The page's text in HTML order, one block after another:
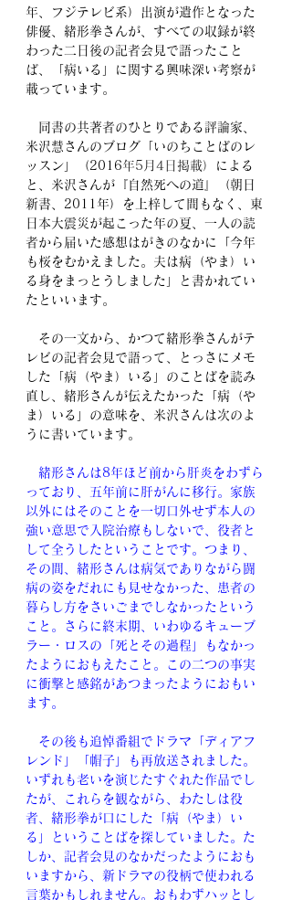
年、フジテレビ系）出演が遺作となった
俳優、緒形拳さんが、すべての収録が終
わった二日後の記者会見で語ったこと
ば、「病いる」に関する興味深い考察が
載っています。
同書の共著者のひとりである評論家、
米沢慧さんのブログ「いのちことばのレ
ッスン」（2016年5月4日掲載）
による
と、米沢さんが『自然死への道』（朝日
新書、2011年）を上梓して間もなく、東
日本大震災が起こった年の夏、一人の読
者から届いた感想はがきのなかに「今年
も桜をむかえました。夫は病（やま）い
る身をまっとうしました」と書かれてい
たといいます。
その一文から、かつて緒形拳さんがテ
レビの記者会見で語って、とっさにメモ
した「病（やま）いる」のことばを読み
直し、緒形さんが伝えたかった「病（や
ま）いる」の意味を、米沢さんは次のよ
うに書いています。
緒形さんは8年ほど前から肝炎をわずら
っており、五年前に肝がんに移行。家族
以外にはそのことを一切口外せず本人の
強い意思で入院治療もしないで、役者と
して全うしたということです。つまり、
その間、緒形さんは病気でありながら闘
病の姿をだれにも見せなかった、患者の
暮らし方をさいごまでしなかったという
こと。さらに終末期、いわゆるキューブ
ラー・ロスの「死とその過程」もなかっ
たようにおもえたこと。この二つの事実
に衝撃と感銘があつまったようにおもい
ます。
その後も追悼番組でドラマ「ディアフ
レンド」「帽子」も再放送されました。
いずれも老いを演じたすぐれた作品でし
たが、これらを観ながら、わたしは役
者、緒形拳が口にした「病（やま）い
る」ということばを探していました。た
しか、記者会見のなかだったようにおも
いますから、新ドラマの役柄で使われる
言葉かもしれません。おもわずハッとし